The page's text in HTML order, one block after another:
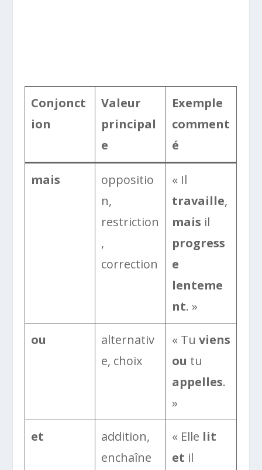
Conjonct
ion
Valeur
principal
e
Exemple
comment
é
mais
oppositio
n,
restriction
,
correction
« Il
travaille,
mais il
progress
e
lenteme
nt. »
ou
alternativ
e, choix
« Tuviens
ou tu
appelles.
»
et
addition,
enchaîne
« Elle lit
et il